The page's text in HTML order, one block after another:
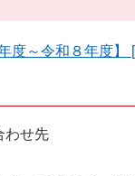
度～令和８年度】
わせ先